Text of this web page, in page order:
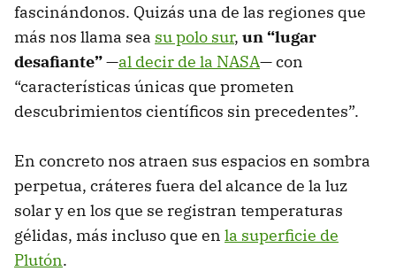
fascinándonos. Quizás una de las regiones que
más nos llama sea su polo sur, un “lugar
desafiante”—al decir de la NASA— con
“características únicas que prometen
descubrimientos científicos sin precedentes”.
En concreto nos atraen sus espacios en sombra
perpetua, cráteres fuera del alcance de la luz
solar y en los que se registran temperaturas
gélidas, más incluso que en la superficie de
Plutón.